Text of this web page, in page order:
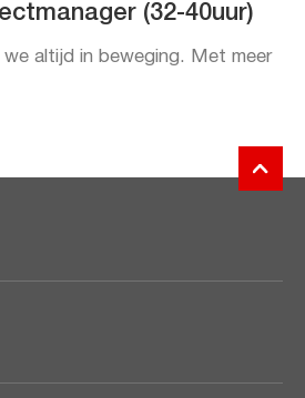
(32-40uur)
we altijd in beweging. Met meer